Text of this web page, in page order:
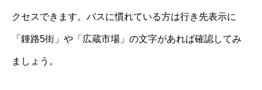
クセスできます。バスに慣れている方は行き先表示に
「鍾路5街」や「広蔵市場」の文字があれば確認してみ
ましょう。